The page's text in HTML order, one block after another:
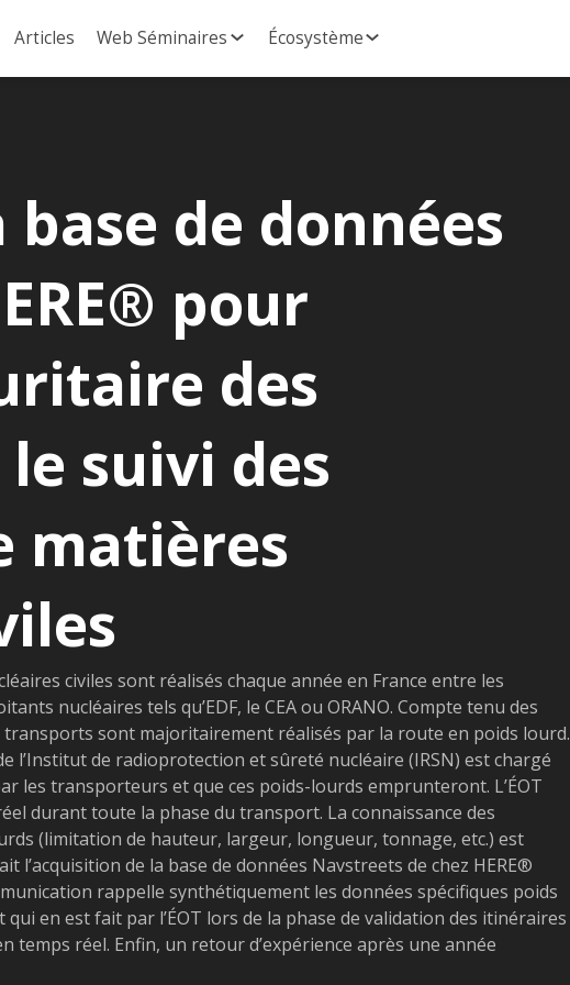
Articles Web Séminaires Écosystème
de données
pour
des
suivi des
matières
civiles sont réalisés chaque année en France entre les
nucléaires tels qu’EDF, le CEA ou ORANO. Compte tenu des
sont majoritairement réalisés par la route en poids lourd.
l’Institut de radioprotection et sûreté nucléaire (IRSN) est chargé
les transporteurs et que ces poids-lourds emprunteront. L’ÉOT
durant toute la phase du transport. La connaissance des
(limitation de hauteur, largeur, longueur, tonnage, etc.) est
l’acquisition de la base de données Navstreets de chez HERE®
rappelle synthétiquement les données spécifiques poids
en est fait par l’ÉOT lors de la phase de validation des itinéraires
réel. Enfin, un retour d’expérience après une année